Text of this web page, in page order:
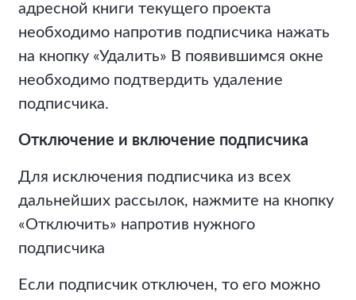
адресной книги текущего проекта
необходимо напротив подписчика нажать
на кнопку «Удалить» В появившимся окне
необходимо подтвердить удаление
подписчика.
Отключение и включение подписчика
Для исключения подписчика из всех
дальнейших рассылок, нажмите на кнопку
«Отключить» напротив нужного
подписчика
Если подписчик отключен, то его можно